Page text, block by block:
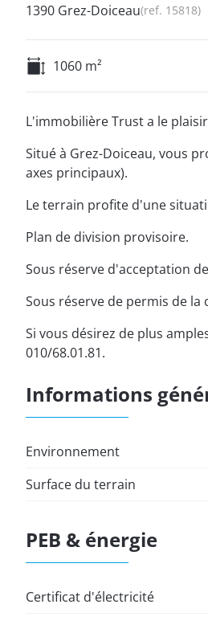
1390 Grez-Doiceau(ref. 15818)
1060 m²
L'immobilière Trust a le
Situé à Grez-Doiceau, vous
axes principaux).
Le terrain profite d'une
Plan de division provisoire.
Sous réserve d'acceptation
Sous réserve de permis de la
Si vous désirez de plus
010/68.01.81.
Informations
Environnement
Surface du terrain
PEB & énergie
Certificat d'électricité